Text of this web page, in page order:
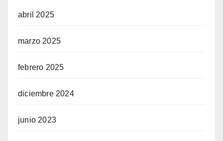
abril 2025
marzo 2025
febrero 2025
diciembre 2024
junio 2023